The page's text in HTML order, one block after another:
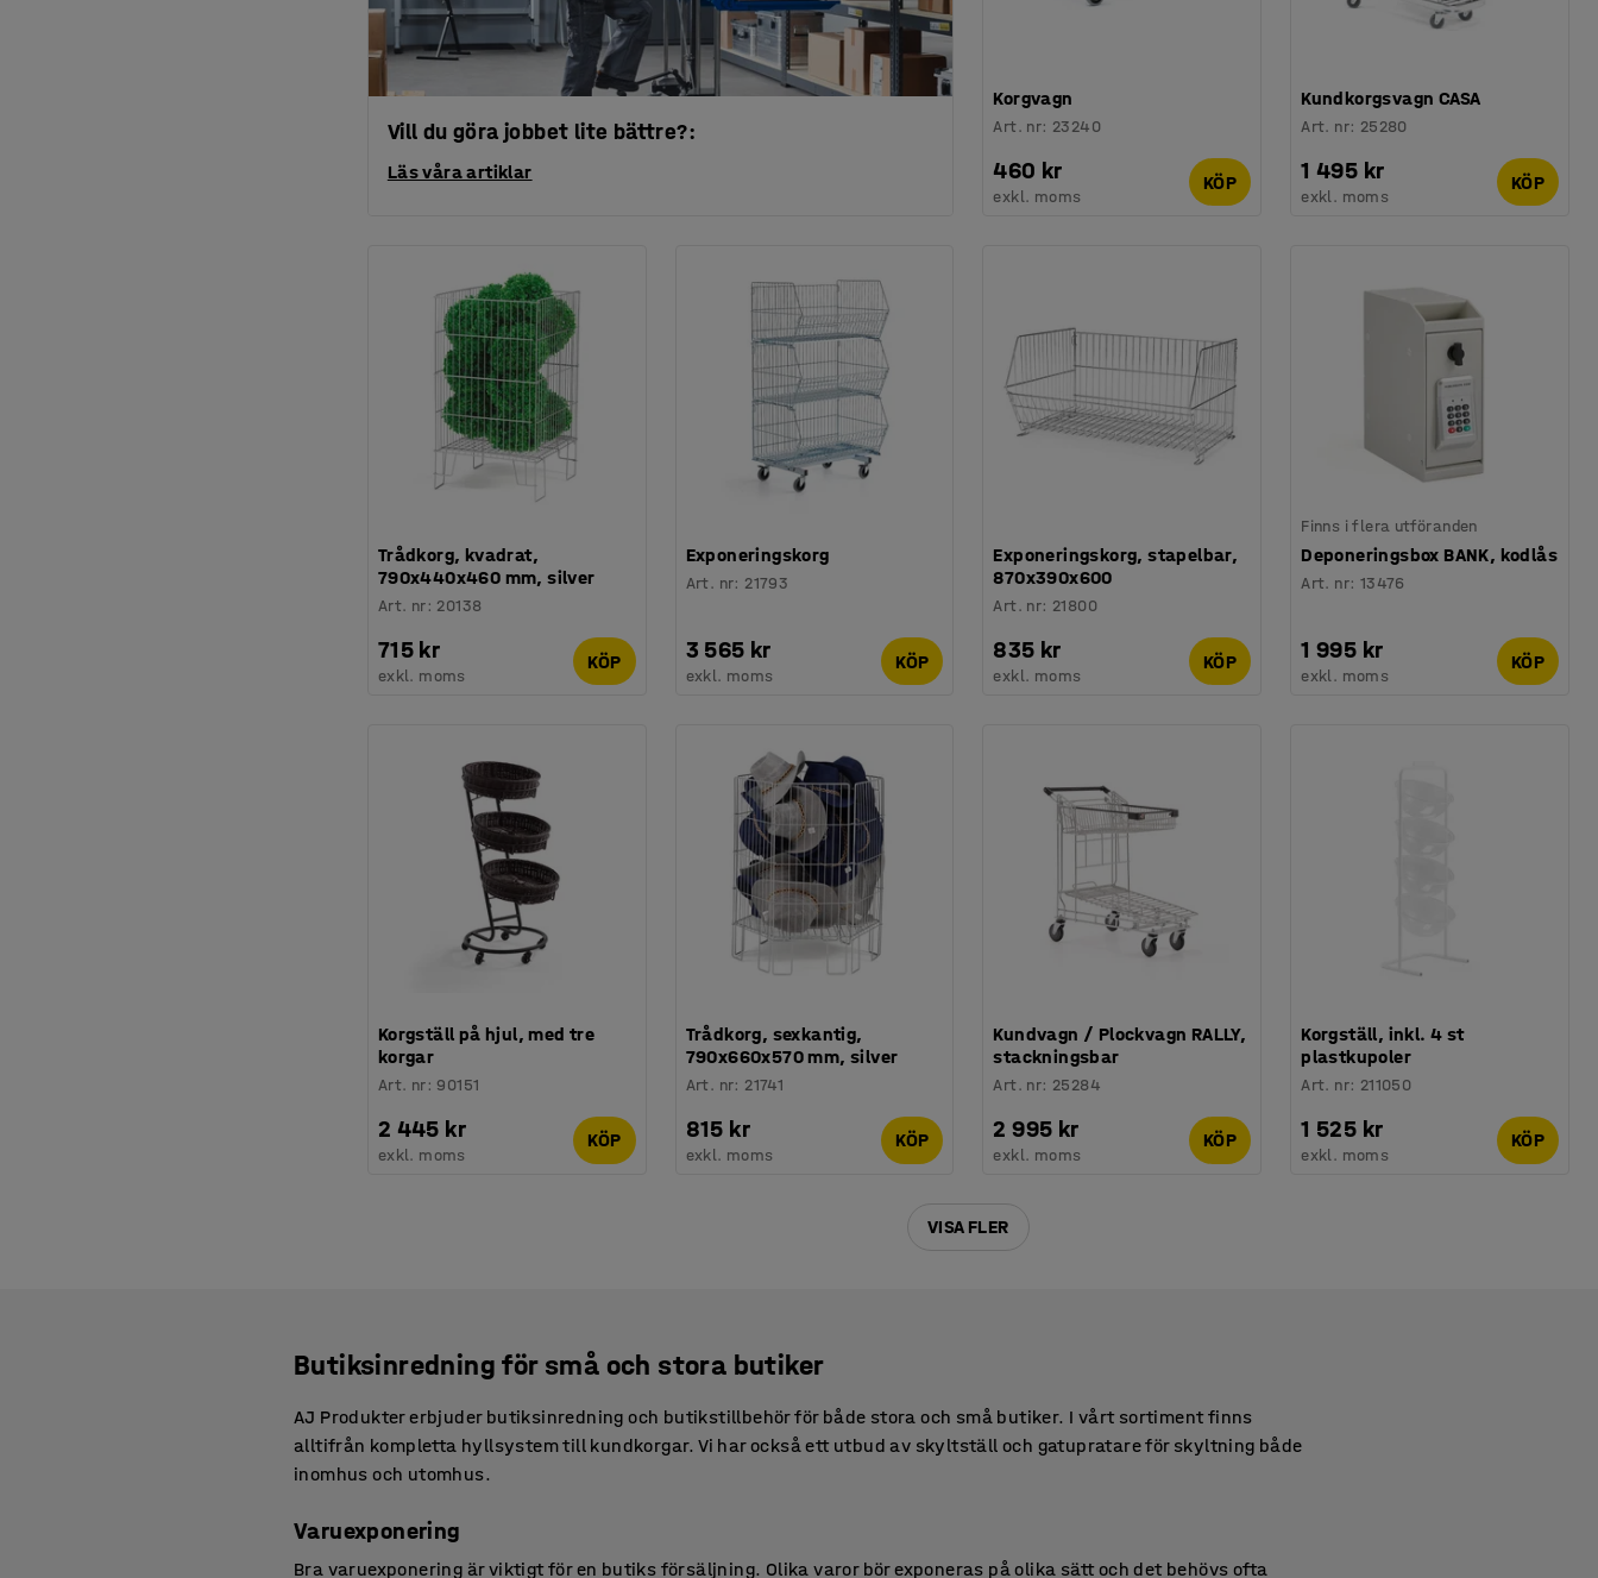
Vill du göra jobbet lite bättre?:
Läs våra artiklar
Korgvagn
Art. nr: 23240
460 kr
exkl. moms
KÖP
Kundkorgsvagn CASA
Art. nr: 25280
1 495 kr
exkl. moms
KÖP
Trådkorg, kvadrat,
790x440x460 mm, silver
Art. nr: 20138
715 kr
exkl. moms
KÖP
Exponeringskorg
Art. nr: 21793
3 565 kr
exkl. moms
KÖP
Exponeringskorg, stapelbar,
870x390x600
Art. nr: 21800
835 kr
exkl. moms
KÖP
Finns i flera utföranden
Deponeringsbox BANK, kodlås
Art. nr: 13476
1 995 kr
exkl. moms
KÖP
Korgställ på hjul, med tre
korgar
Art. nr: 90151
2 445 kr
exkl. moms
KÖP
Trådkorg, sexkantig,
790x660x570 mm, silver
Art. nr: 21741
815 kr
exkl. moms
KÖP
Kundvagn / Plockvagn RALLY,
stackningsbar
Art. nr: 25284
2 995 kr
exkl. moms
KÖP
Korgställ, inkl. 4 st
plastkupoler
Art. nr: 211050
1 525 kr
exkl. moms
KÖP
VISA FLER
Butiksinredning för små och stora butiker
AJ Produkter erbjuder butiksinredning och butikstillbehör för både stora och små butiker. I vårt sortiment finns
alltifrån kompletta hyllsystem till kundkorgar. Vi har också ett utbud av skyltställ och gatupratare för skyltning både
inomhus och utomhus.
Varuexponering
Bra varuexponering är viktigt för en butiks försäljning. Olika varor bör exponeras på olika sätt och det behövs ofta